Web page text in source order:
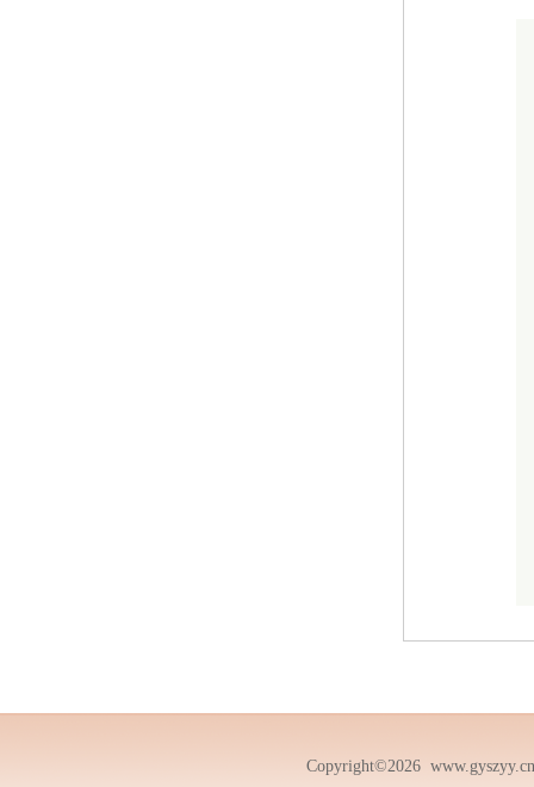
Copyright©2026